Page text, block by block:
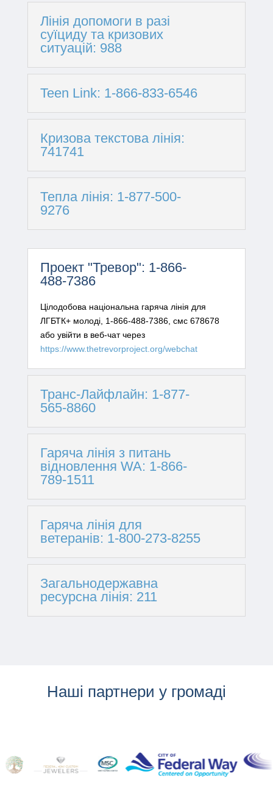
Лінія допомоги в разі
суїциду та кризових
ситуацій: 988
Teen Link: 1-866-833-6546
Кризова текстова лінія:
741741
Тепла лінія: 1-877-500-
9276
Проект "Тревор": 1-866-
488-7386
Цілодобова національна гаряча лінія для
ЛГБТК+ молоді, 1-866-488-7386, смс 678678
або увійти в веб-чат через
https://www.thetrevorproject.org/webchat
Транс-Лайфлайн: 1-877-
565-8860
Гаряча лінія з питань
відновлення WA: 1-866-
789-1511
Гаряча лінія для
ветеранів: 1-800-273-8255
Загальнодержавна
ресурсна лінія: 211
Наші партнери у громаді